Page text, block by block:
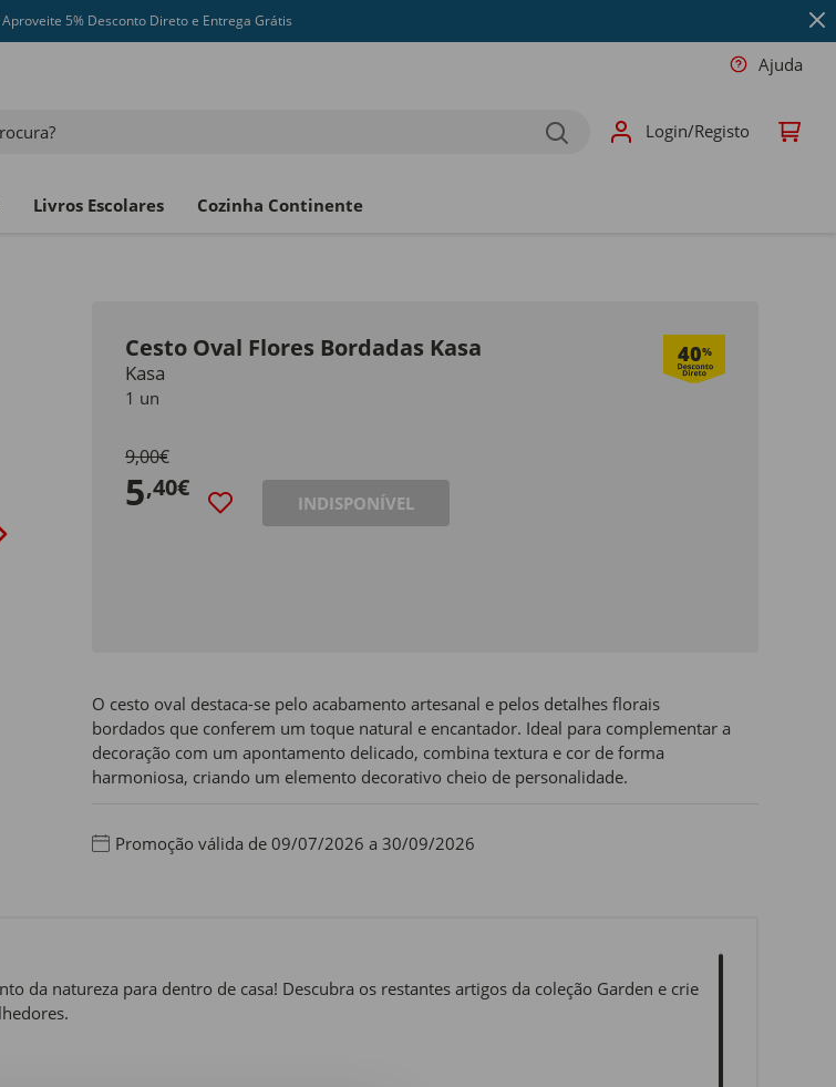
Aproveite 5% Desconto Direto e Entrega Grátis
Ajuda
Login/Registo
Livros Escolares Cozinha Continente
Cesto Oval Flores Bordadas Kasa 40%
Kasa
1 un
9,00€
5,40€
INDISPONÍVEL
O cesto oval destaca-se pelo acabamento artesanal e pelos detalhes florais
bordados que conferem um toque natural e encantador. Ideal para complementar a
decoração com um apontamento delicado, combina textura e cor de forma
harmoniosa, criando um elemento decorativo cheio de personalidade.
Promoção válida de 09/07/2026 a 30/09/2026
da natureza para dentro de casa! Descubra os restantes artigos da coleção Garden e crie